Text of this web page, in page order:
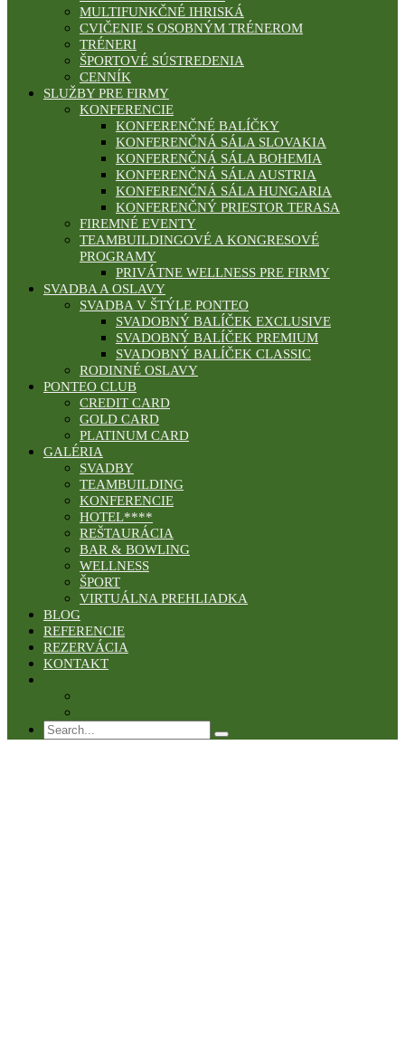
MULTIFUNKČNÉ IHRISKÁ
CVIČENIE S OSOBNÝM TRÉNEROM
TRÉNERI
ŠPORTOVÉ SÚSTREDENIA
CENNÍK
SLUŽBY PRE FIRMY
KONFERENCIE
KONFERENČNÉ BALÍČKY
KONFERENČNÁ SÁLA SLOVAKIA
KONFERENČNÁ SÁLA BOHEMIA
KONFERENČNÁ SÁLA AUSTRIA
KONFERENČNÁ SÁLA HUNGARIA
KONFERENČNÝ PRIESTOR TERASA
FIREMNÉ EVENTY
TEAMBUILDINGOVÉ A KONGRESOVÉ
PROGRAMY
PRIVÁTNE WELLNESS PRE FIRMY
SVADBA A OSLAVY
SVADBA V ŠTÝLE PONTEO
SVADOBNÝ BALÍČEK EXCLUSIVE
SVADOBNÝ BALÍČEK PREMIUM
SVADOBNÝ BALÍČEK CLASSIC
RODINNÉ OSLAVY
PONTEO CLUB
CREDIT CARD
GOLD CARD
PLATINUM CARD
GALÉRIA
SVADBY
TEAMBUILDING
KONFERENCIE
HOTEL****
REŠTAURÁCIA
BAR & BOWLING
WELLNESS
ŠPORT
VIRTUÁLNA PREHLIADKA
BLOG
REFERENCIE
REZERVÁCIA
KONTAKT